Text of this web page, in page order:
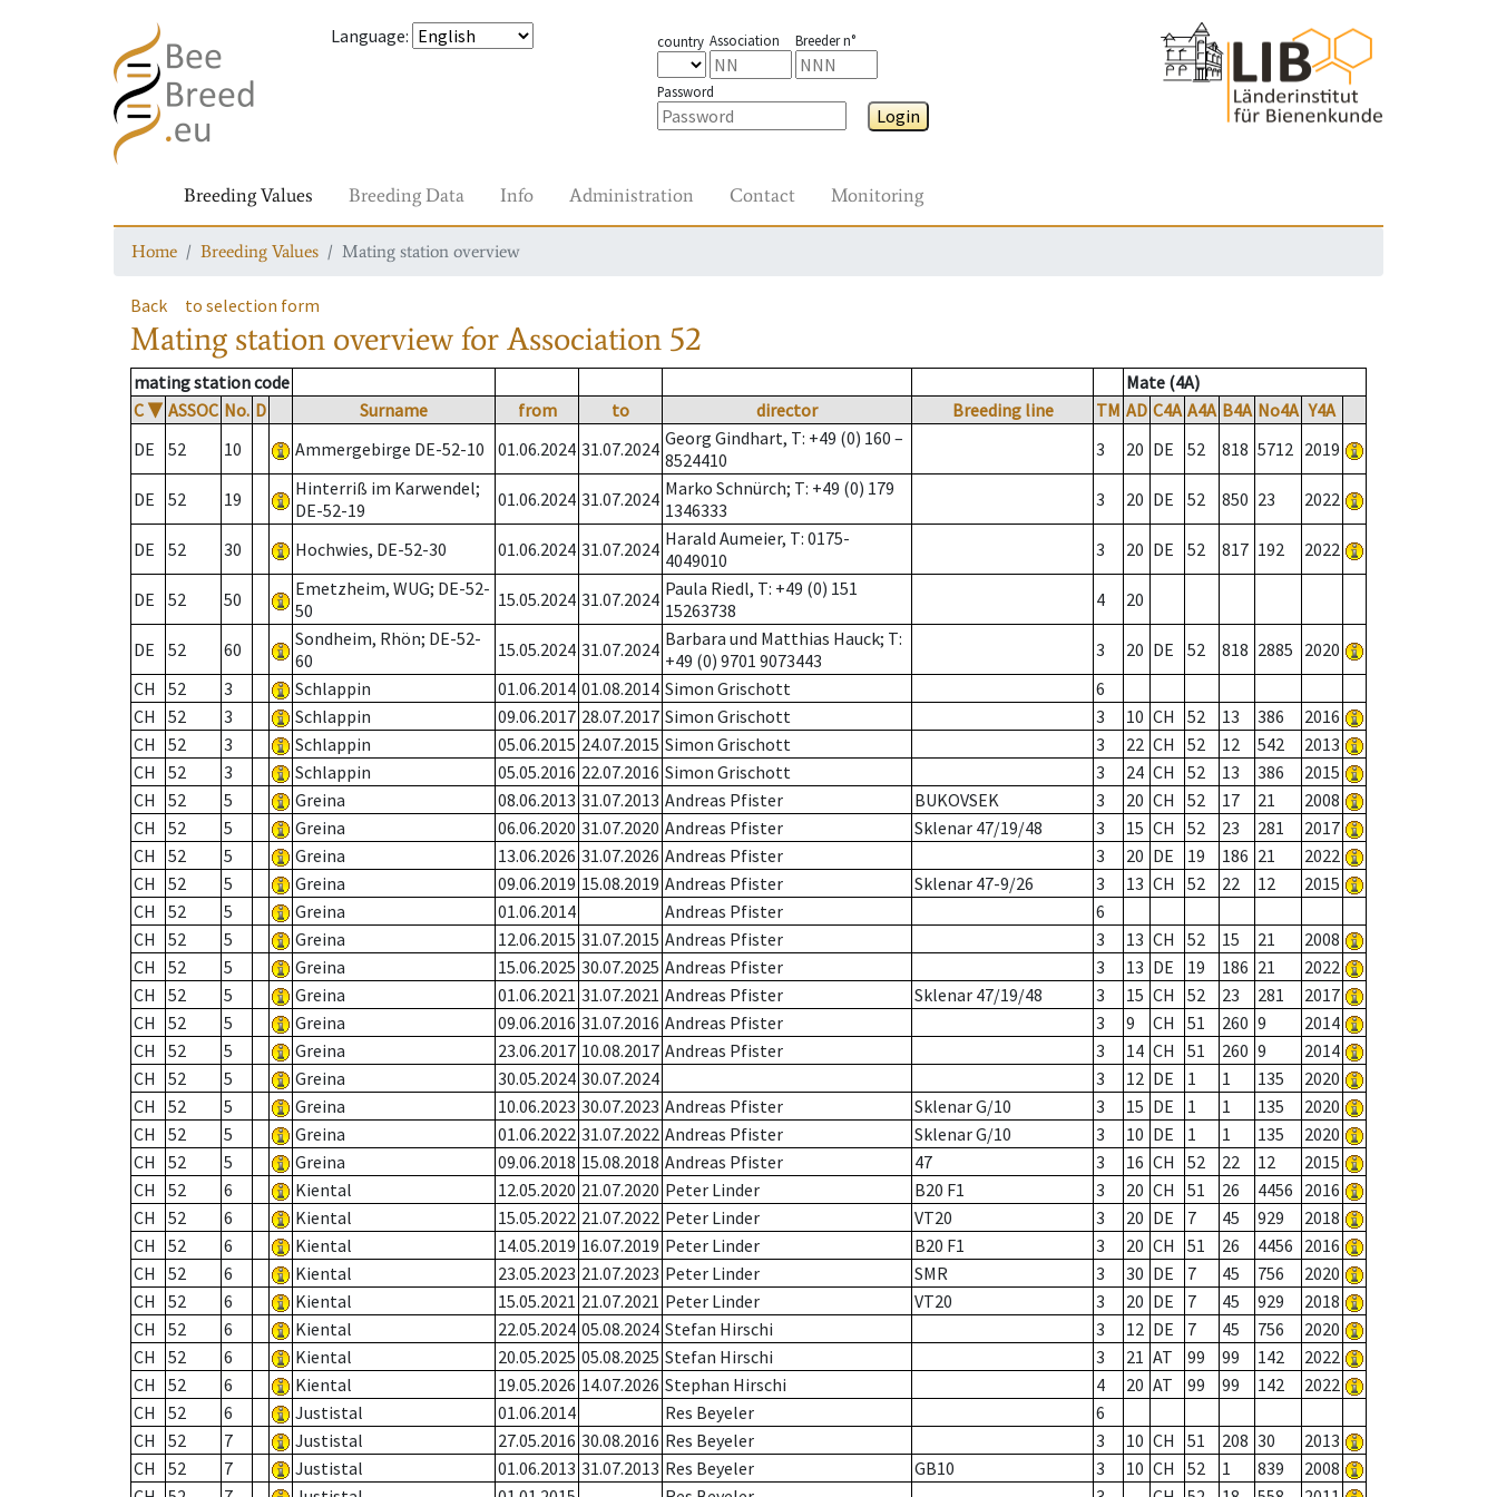
Language: country Association Breeder n°
Password
Login
Breeding Values Breeding Data Info Administration Contact Monitoring
Home Breeding Values Mating station overview
Back to selection form
Mating station overviewforAssociation 52
mating station code
Mate (4A)
C ▼ ASSOC No. D Surname from to director Breeding line TM AD C4A A4A B4A No4A Y4A
DE
52 10 Ammergebirge DE-52-10 01.06.2024 31.07.2024 Georg Gindhart, T: +49 (0) 160 –
8524410
3 20 DE 52 818 5712 2019
DE 52 19
Hinterriß im Karwendel;
DE-52-19
01.06.2024 31.07.2024 Marko Schnürch; T: +49 (0) 179
1346333
3 20 DE 52 850 23 2022
DE 52 30 Hochwies, DE-52-30 01.06.2024 31.07.2024 Harald Aumeier, T: 0175-
4049010
3 20 DE 52 817 192 2022
DE 52 50
Emetzheim, WUG; DE-52-
50
15.05.2024 31.07.2024 Paula Riedl, T: +49 (0) 151
15263738
4 20
DE 52 60
Sondheim, Rhön; DE-52-
60
15.05.2024 31.07.2024 Barbara und Matthias Hauck; T:
+49 (0) 9701 9073443
3 20 DE 52 818 2885 2020
CH
52 3 Schlappin 01.06.2014 01.08.2014 Simon Grischott
6
CH
52 3 Schlappin 09.06.2017 28.07.2017 Simon Grischott 3 10 CH 52 13 386
2016
CH
52 3 Schlappin 05.06.2015 24.07.2015 Simon Grischott 3 22 CH 52 12 542
2013
CH
52 3 Schlappin 05.05.2016 22.07.2016 Simon Grischott 3 24 CH 52 13 386
2015
CH
52 5 Greina 08.06.2013 31.07.2013 Andreas Pfister BUKOVSEK 3 20 CH 52 17 21
2008
CH
52 5 Greina 06.06.2020 31.07.2020 Andreas Pfister Sklenar 47/19/48 3 15 CH 52 23 281
2017
CH
52 5 Greina 13.06.2026 31.07.2026 Andreas Pfister 3 20 DE 19 186 21
2022
CH
52 5 Greina 09.06.2019 15.08.2019 Andreas Pfister Sklenar 47-9/26 3 13 CH 52 22 12
2015
CH
52 5 Greina 01.06.2014 Andreas Pfister
6
CH
52 5 Greina 12.06.2015 31.07.2015 Andreas Pfister 3 13 CH 52 15 21
2008
CH
52 5 Greina 15.06.2025 30.07.2025 Andreas Pfister 3 13 DE 19 186 21
2022
CH
52 5 Greina 01.06.2021 31.07.2021 Andreas Pfister Sklenar 47/19/48 3 15 CH 52 23 281
2017
CH
52 5 Greina 09.06.2016 31.07.2016 Andreas Pfister 3 9 CH 51 260 9
2014
CH
52 5 Greina 23.06.2017 10.08.2017 Andreas Pfister 3 14 CH 51 260 9
2014
CH
52 5 Greina 30.05.2024 30.07.2024 3 12 DE 1 1 135
2020
CH
52 5 Greina 10.06.2023 30.07.2023 Andreas Pfister Sklenar G/10 3 15 DE 1 1 135
2020
CH
52 5 Greina 01.06.2022 31.07.2022 Andreas Pfister Sklenar G/10 3 10 DE 1 1 135
2020
CH
52 5 Greina 09.06.2018 15.08.2018 Andreas Pfister 47 3 16 CH 52 22 12
2015
CH
52 6 Kiental 12.05.2020 21.07.2020 Peter Linder B20 F1 3 20 CH 51 26 4456 2016
CH
52 6 Kiental 15.05.2022 21.07.2022 Peter Linder VT20 3 20 DE 7 45 929
2018
CH
52 6 Kiental 14.05.2019 16.07.2019 Peter Linder B20 F1 3 20 CH 51 26 4456 2016
CH
52 6 Kiental 23.05.2023 21.07.2023 Peter Linder SMR 3 30 DE 7 45 756
2020
CH
52 6 Kiental 15.05.2021 21.07.2021 Peter Linder VT20 3 20 DE 7 45 929
2018
CH
52 6 Kiental 22.05.2024 05.08.2024 Stefan Hirschi 3 12 DE 7 45 756
2020
CH
52 6 Kiental 20.05.2025 05.08.2025 Stefan Hirschi 3 21 AT 99 99 142
2022
CH
52 6 Kiental 19.05.2026 14.07.2026 Stephan Hirschi 4 20 AT 99 99 142
2022
CH
52 6 Justistal 01.06.2014 Res Beyeler
6
CH
52 7 Justistal 27.05.2016 30.08.2016 Res Beyeler 3 10 CH 51 208 30
2013
CH
52 7 Justistal 01.06.2013 31.07.2013 Res Beyeler GB10 3 10 CH 52 1 839
2008